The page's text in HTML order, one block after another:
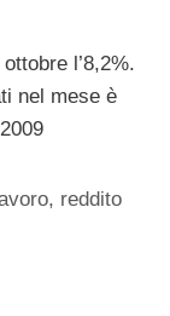
l’8,2%.
nel mese è
, reddito